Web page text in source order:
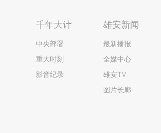
千年大计
中央部署
重大时刻
影音纪录
雄安新闻
最新播报
全媒中心
雄安TV
图片长廊